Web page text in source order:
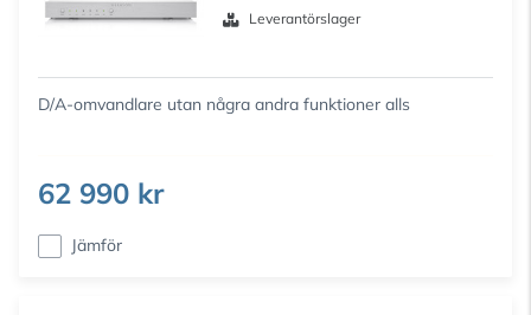
Leverantörslager
D/A-omvandlare utan några andra funktioner alls
62 990 kr
Jämför